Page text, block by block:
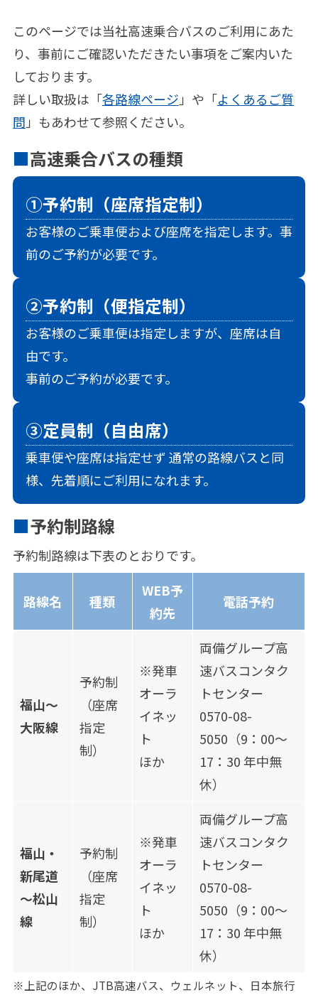
このページでは当社高速乗合バスのご利用にあた
り、事前にご確認いただきたい事項をご案内いた
しております。
詳しい取扱は「各路線ページ 」や「よくあるご質
問 」もあわせて参照ください。
高速乗合バスの種類
①予約制（座席指定制）
お客様のご乗車便および座席を指定します。事
前のご予約が必要です。
②予約制（便指定制）
お客様のご乗車便は指定しますが、座席は自
由です。
事前のご予約が必要です。
③定員制（自由席）
乗車便や座席は指定せず 通常の路線バスと同
様、先着順にご利用になれます。
予約制路線
予約制路線は下表のとおりです。
路線名 種類
WEB予
約先
電話予約
福山～
大阪線
予約制
（座席
指定
制）
※発車
オーラ
イネッ
ト
ほか
両備グループ高
速バスコンタク
トセンター
0570-08-
5050（9：00～
17：30 年中無
休）
福山・
新尾道
～松山
線
予約制
（座席
指定
制）
※発車
オーラ
イネッ
ト
ほか
両備グループ高
速バスコンタク
トセンター
0570-08-
5050（9：00～
17：30 年中無
休）
※上記のほか、JTB高速バス、ウェルネット、日本旅行